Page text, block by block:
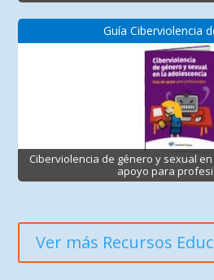
Guía Ciberviolencia
Ciberviolencia de género y sexual
apoyo para
Ver más Recursos